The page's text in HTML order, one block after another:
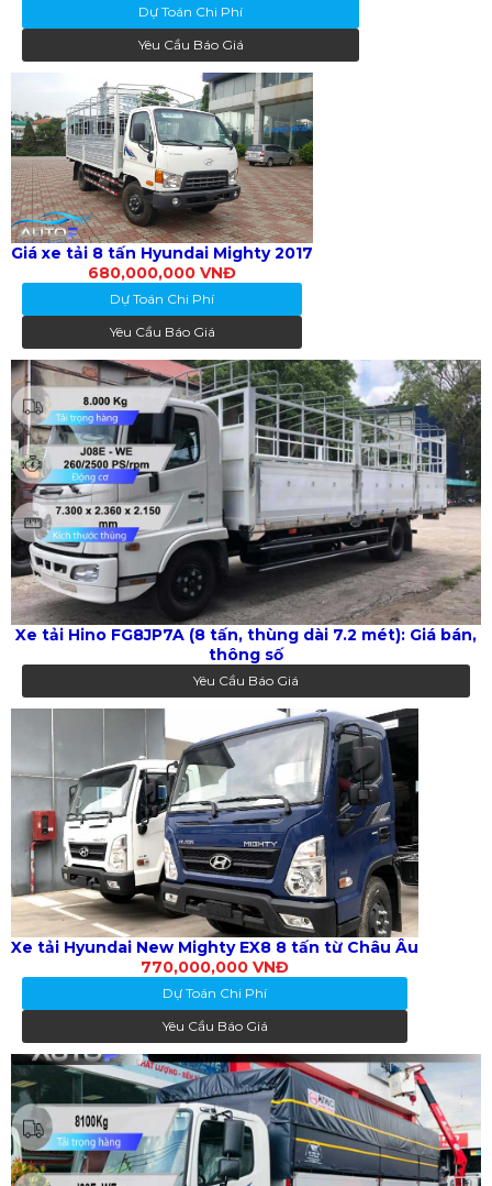
Dự Toán Chi Phí
Yêu Cầu Báo Giá
Giá xe tải 8 tấn Hyundai Mighty 2017
680,000,000 VNĐ
Dự Toán Chi Phí
Yêu Cầu Báo Giá
Xe tải Hino FG8JP7A (8 tấn, thùng dài 7.2 mét): Giá bán,
thông số
Yêu Cầu Báo Giá
Xe tải Hyundai New Mighty EX8 8 tấn từ Châu Âu
770,000,000 VNĐ
Dự Toán Chi Phí
Yêu Cầu Báo Giá